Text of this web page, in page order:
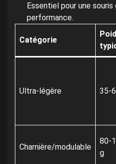
Essentiel pour une
performance.
Catégorie
Ultra-légère 35-
Charnière/modulable
80-
g